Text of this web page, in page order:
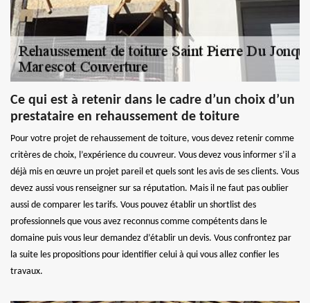
Ce qui est à retenir dans le cadre d’un choix d’un
prestataire en rehaussement de toiture
Pour votre projet de rehaussement de toiture, vous devez retenir comme
critères de choix, l’expérience du couvreur. Vous devez vous informer s’il a
déjà mis en œuvre un projet pareil et quels sont les avis de ses clients. Vous
devez aussi vous renseigner sur sa réputation. Mais il ne faut pas oublier
aussi de comparer les tarifs. Vous pouvez établir un shortlist des
professionnels que vous avez reconnus comme compétents dans le
domaine puis vous leur demandez d’établir un devis. Vous confrontez par
la suite les propositions pour identifier celui à qui vous allez confier les
travaux.